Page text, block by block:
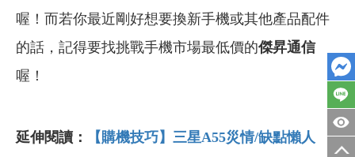
喔！而若你最近剛好想要換新手機或其他產品配件
的話，記得要找挑戰手機市場最低價的傑昇通信
喔！
延伸閱讀： 【購機技巧】三星A55災情/缺點懶人